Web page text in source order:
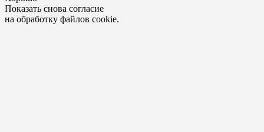
Показать снова согласие
на обработку файлов cookie.